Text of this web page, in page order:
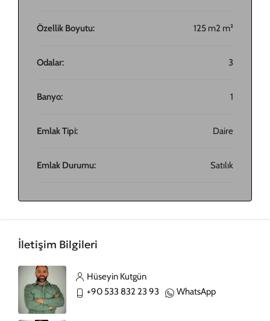
Özellik Boyutu: 125 m2 m²
Odalar: 3
Banyo: 1
Emlak Tipi: Daire
Emlak Durumu: Satılık
İletişim Bilgileri
Hüseyin Kutgün
+90 533 832 23 93
WhatsApp